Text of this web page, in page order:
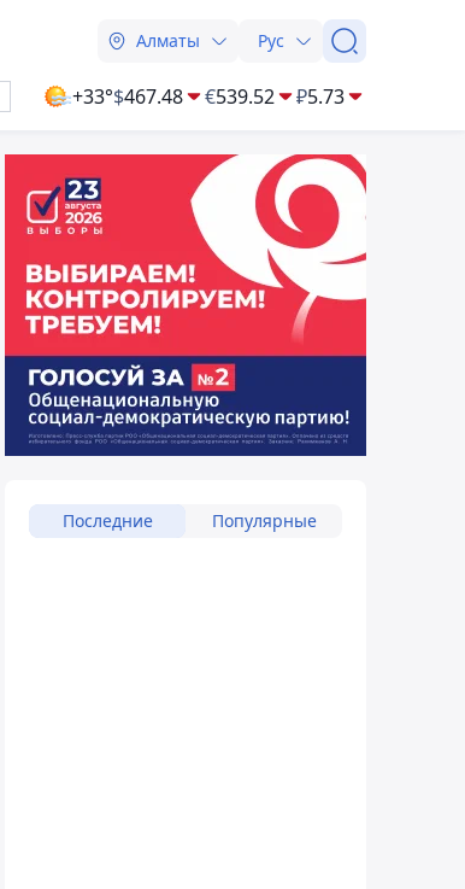
Алматы Рус
+33°$467.48 €539.52 ₽5.73
Последние Популярные